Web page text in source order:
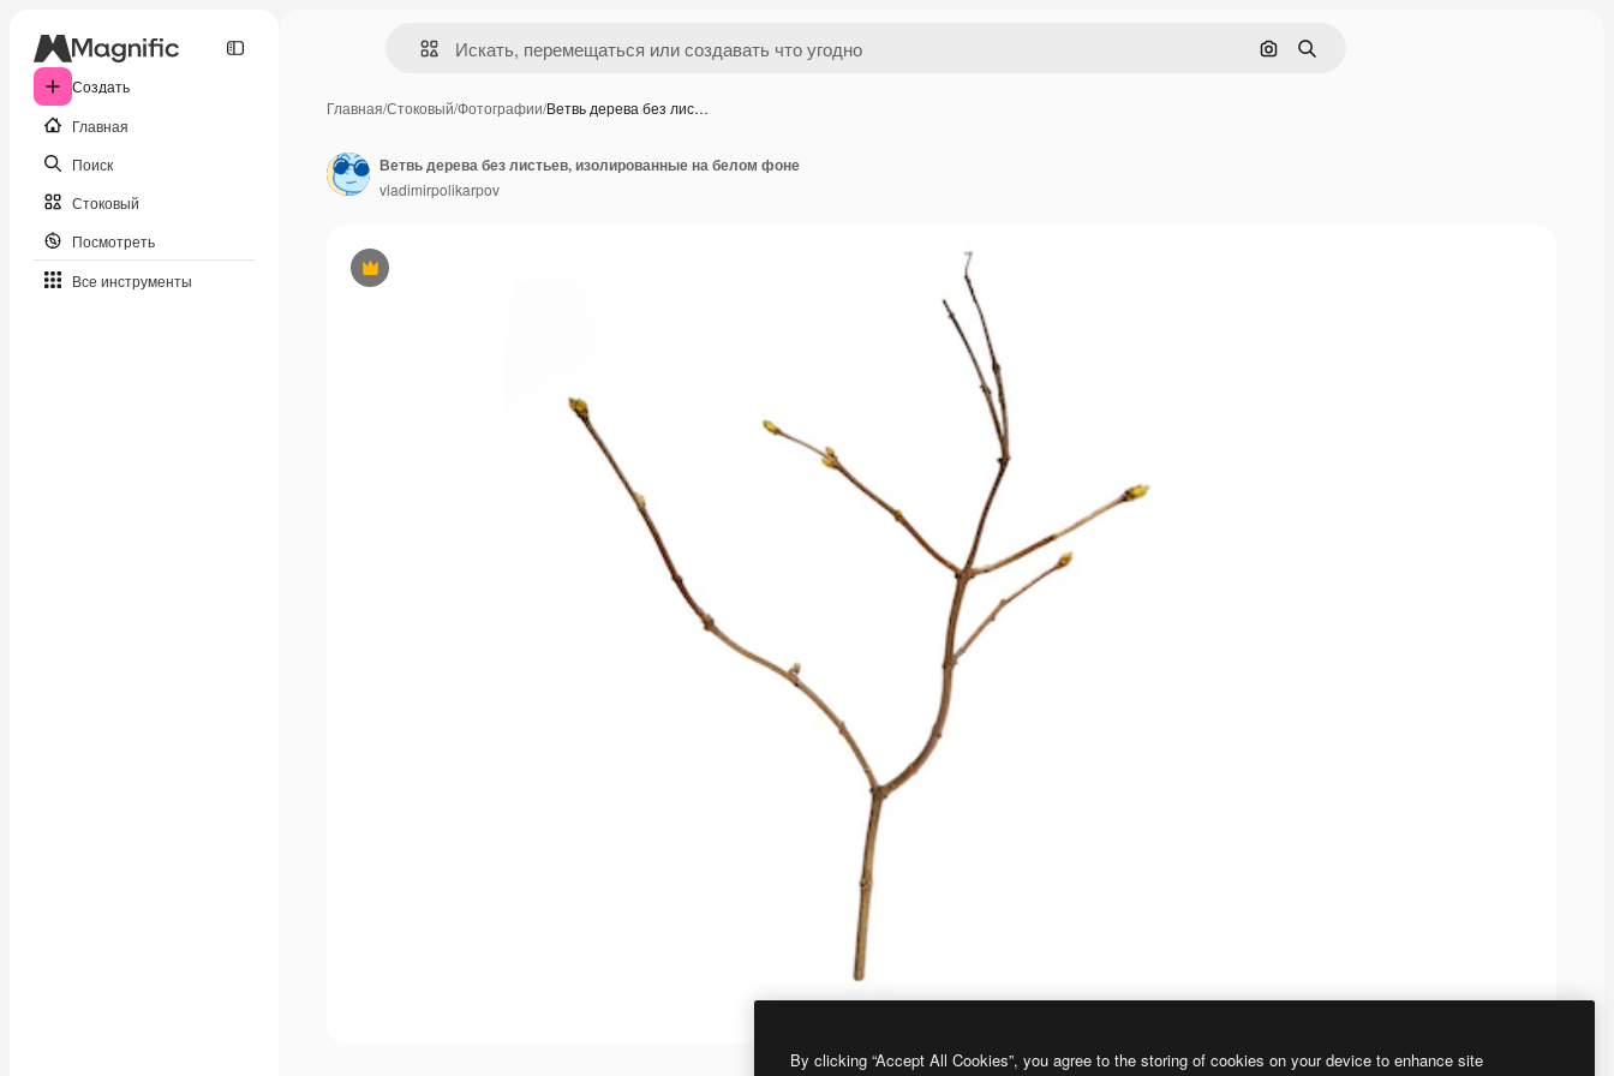
Создать
Главная
Поиск
Стоковый
Посмотреть
Все инструменты
Поиск по изображению
Поиск
Главная/Стоковый/Фотографии/Ветвь дерева без лис…
Премиум
Ветвь дерева без листьев, изолированные на белом фоне
vladimirpolikarpov
By clicking “Accept All Cookies”, you agree to the storing of cookies on your device to enhance site